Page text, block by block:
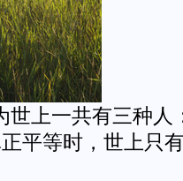
世上一共有三种人
平等时，世上只